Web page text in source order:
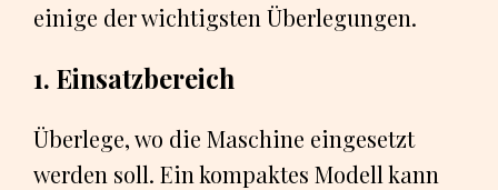
einige der wichtigsten Überlegungen.
1. Einsatzbereich
Überlege, wo die Maschine eingesetzt
werden soll. Ein kompaktes Modell kann